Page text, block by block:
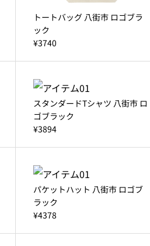
トートバッグ 八街市 ロゴブラ
ック
¥3740
スタンダードTシャツ 八街市 ロ
ゴブラック
¥3894
パケットハット 八街市 ロゴブ
ラック
¥4378